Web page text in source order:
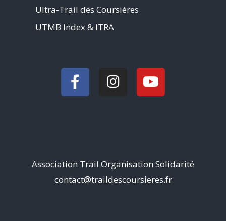
Ultra-Trail des Coursières
UTMB Index & ITRA
Association Trail Organisation Solidarité
contact@traildescoursieres.fr